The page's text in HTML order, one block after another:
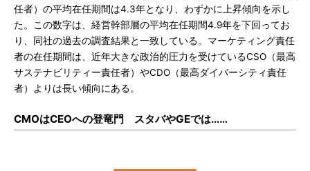
任者）の平均在任期間は4.3年となり、わずかに上昇傾向を示し
た。この数字は、経営幹部層の平均在任期間4.9年を下回ってお
り、同社の過去の調査結果と一致している。マーケティング責任
者の在任期間は、近年大きな政治的圧力を受けているCSO（最高
サステナビリティー責任者）やCDO（最高ダイバーシティ責任
者）よりは長い傾向にある。
CMOはCEOへの登竜門 スタバやGEでは……